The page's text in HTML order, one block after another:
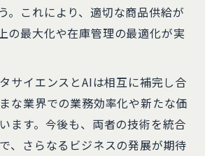
。これにより、適切な商品供給が
の最大化や在庫管理の最適化が実
サイエンスとAIは相互に補完し合
な業界での業務効率化や新たな価
ます。今後も、両者の技術を統合
、さらなるビジネスの発展が期待